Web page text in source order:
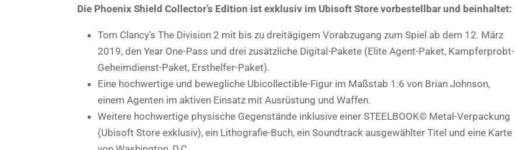
Die Phoenix Shield Collector’s Edition ist exklusiv im Ubisoft Store vorbestellbar und beinhaltet:
Tom Clancy’s The Division 2 mit bis zu dreitägigem Vorabzugang zum Spiel ab dem 12. März
2019, den Year One-Pass und drei zusätzliche Digital-Pakete (Elite Agent-Paket, Kampferprobt-
Geheimdienst-Paket, Ersthelfer-Paket).
Eine hochwertige und bewegliche Ubicollectible-Figur im Maßstab 1:6 von Brian Johnson,
einem Agenten im aktiven Einsatz mit Ausrüstung und Waffen.
Weitere hochwertige physische Gegenstände inklusive einer STEELBOOK© Metal-Verpackung
(Ubisoft Store exklusiv), ein Lithografie-Buch, ein Soundtrack ausgewählter Titel und eine Karte